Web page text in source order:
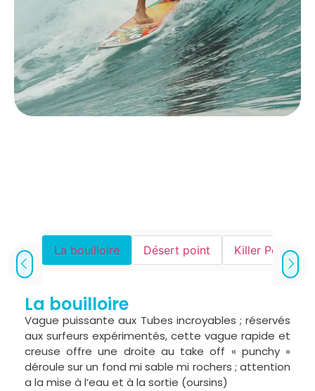
La bouilloire Désert point Killer Point
La bouilloire
Vague puissante aux Tubes incroyables ; réservés
aux surfeurs expérimentés, cette vague rapide et
creuse offre une droite au take off « punchy »
déroule sur un fond mi sable mi rochers ; attention
a la mise à l’eau et à la sortie (oursins)